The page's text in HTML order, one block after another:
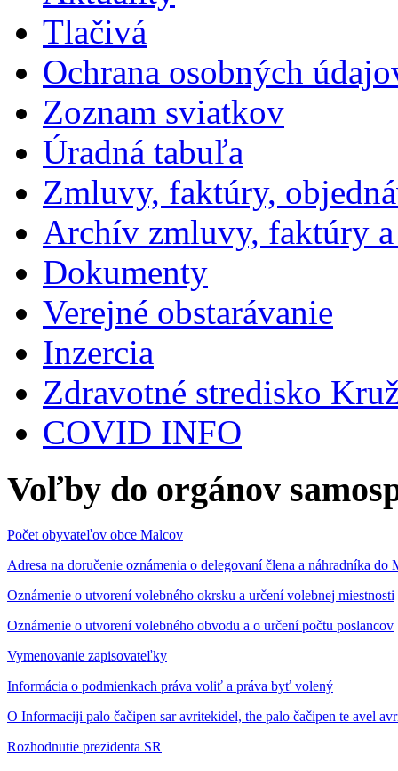
Tlačivá
Ochrana osobných
Zoznam sviatkov
Úradná tabuľa
Zmluvy, faktúry,
Archív zmluvy, faktúry
Dokumenty
Verejné obstarávanie
Inzercia
Zdravotné stredisko
COVID INFO
Voľby do orgánov
Počet obyvateľov obce Malcov
Adresa na doručenie oznámenia o delegovaní člena a náhradníka
Oznámenie o utvorení volebného okrsku a určení volebnej miestnosti
Oznámenie o utvorení volebného obvodu a o určení počtu poslancov
Vymenovanie zapisovateľky
Informácia o podmienkach práva voliť a práva byť volený
O Informaciji palo čačipen sar avritekidel, the palo čačipen te avel
Rozhodnutie prezidenta SR